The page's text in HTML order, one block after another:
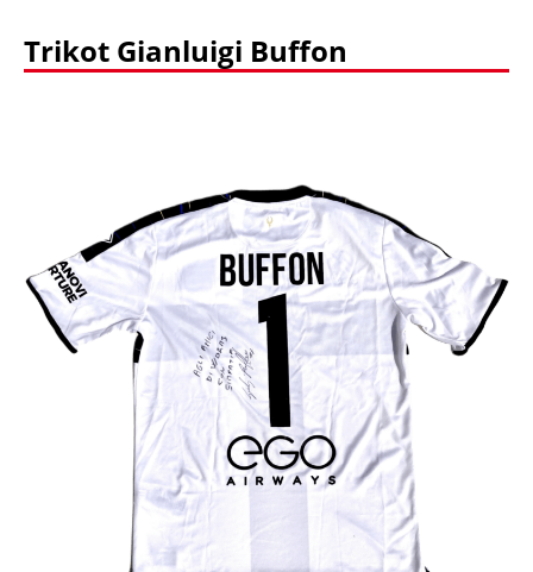
Trikot Gianluigi Buffon